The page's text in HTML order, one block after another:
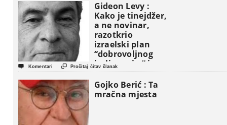
Gideon Levy :
Kako je tinejdžer,
a ne novinar,
razotkrio
izraelski plan
“dobrovoljnog
iseljavanja ” iz
Gaze
 Komentari  Pročitaj čitav članak
Gojko Berić : Ta
mračna mjesta